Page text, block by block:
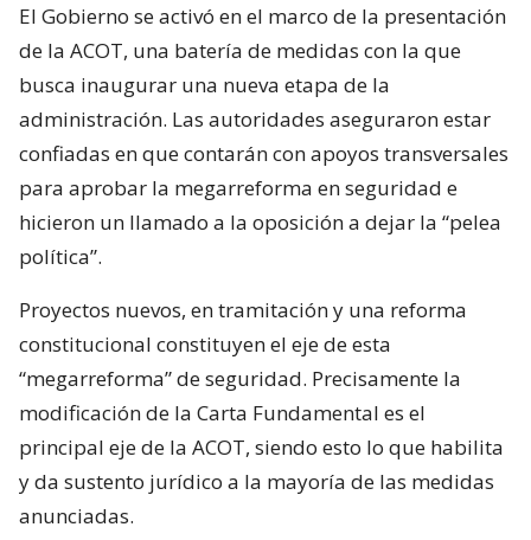
El Gobierno se activó en el marco de la presentación
de la ACOT, una batería de medidas con la que
busca inaugurar una nueva etapa de la
administración. Las autoridades aseguraron estar
confiadas en que contarán con apoyos transversales
para aprobar la megarreforma en seguridad e
hicieron un llamado a la oposición a dejar la “pelea
política”.
Proyectos nuevos, en tramitación y una reforma
constitucional constituyen el eje de esta
“megarreforma” de seguridad. Precisamente la
modificación de la Carta Fundamental es el
principal eje de la ACOT, siendo esto lo que habilita
y da sustento jurídico a la mayoría de las medidas
anunciadas.